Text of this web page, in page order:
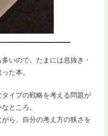
いので、たまには息抜き・
た本。
イプの戦略を考える問題が
ところ。
がら、自分の考え方の狭さを